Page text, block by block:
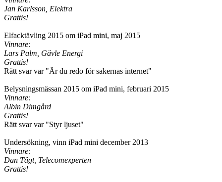
Jan Karlsson, Elektra
Grattis!
Elfacktävling 2015 om iPad mini, maj 2015
Vinnare:
Lars Palm, Gävle Energi
Grattis!
Rätt svar var "Är du redo för sakernas internet"
Belysningsmässan 2015 om iPad mini, februari 2015
Vinnare:
Albin Dimgård
Grattis!
Rätt svar var "Styr ljuset"
Undersökning, vinn iPad mini december 2013
Vinnare:
Dan Tägt, Telecomexperten
Grattis!